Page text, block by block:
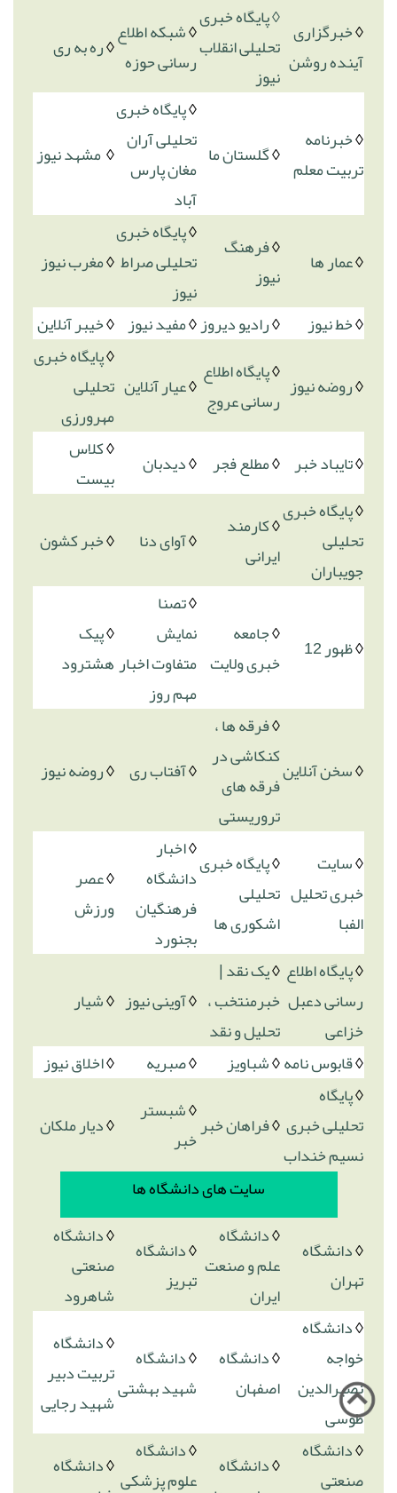
◊خبرگزاری
آینده روشن
◊ پایگاه خبری
تحلیلی انقلاب
نیوز
◊شبکه اطلاع
رسانی حوزه ◊ره به ری
◊خبرنامه
تربیت معلم ◊گلستان ما
◊پایگاه خبری
تحلیلی آران
مغان پارس
آباد
◊مشهد نیوز
◊عمار ها ◊فرهنگ
نیوز
◊پایگاه خبری
تحلیلی صراط
نیوز
◊مغرب نیوز
◊خط نیوز ◊رادیو دیروز◊مفید نیوز ◊خیبر آنلاین
◊روضه نیوز ◊پایگاه اطلاع
رسانی عروج ◊عیار آنلاین
◊پایگاه خبری
تحلیلی
مهرورزی
◊تایباد خبر ◊مطلع فجر ◊دیدبان ◊کلاس
بیست
◊پایگاه خبری
تحلیلی
جویباران
◊کارمند
ایرانی
◊آوای دنا ◊خبر کشون
◊ظهور 12 ◊جامعه
خبری ولایت
◊تصنا
نمایش
متفاوت اخبار
مهم روز
◊پیک
هشترود
◊سخن آنلاین
◊فرقه ها ،
کنکاشی در
فرقه های
تروریستی
◊آفتاب ری ◊روضه نیوز
◊سایت
خبری تحلیل
الفبا
◊پایگاه خبری
تحلیلی
اشکوری ها
◊اخبار
دانشگاه
فرهنگیان
بجنورد
◊عصر
ورزش
◊پایگاه اطلاع
رسانی دعبل
خزاعی
◊یک نقد |
خبرمنتخب ،
تحلیل و نقد
◊آوینی نیوز ◊شیار
◊قابوس نامه◊شباویز ◊صبریه ◊اخلاق نیوز
◊پایگاه
تحلیلی خبری
نسیم خنداب
◊فراهان خبر◊شبستر
خبر
◊دیار ملکان
سایت های دانشگاه ها
◊دانشگاه
تهران
◊دانشگاه
علم و صنعت
ایران
◊دانشگاه
تبریز
◊دانشگاه
صنعتی
شاهرود
◊دانشگاه
خواجه
نصیرالدین
طوسی
◊دانشگاه
اصفهان
◊دانشگاه
شهید بهشتی
◊دانشگاه
تربیت دبیر
شهید رجایی
◊دانشگاه
صنعتی
◊دانشگاه
◊دانشگاه
علوم پزشکی◊دانشگاه